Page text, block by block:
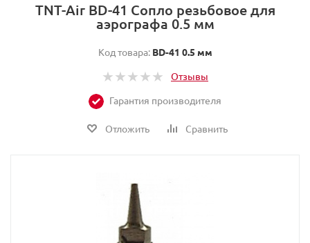
TNT-Air BD-41 Сопло резьбовое для
аэрографа 0.5 мм
Код товара: BD-41 0.5 мм
Отзывы
Гарантия производителя
Отложить Сравнить